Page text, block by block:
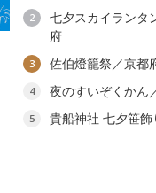
2
七夕スカイランタ
府
3 佐伯燈籠祭／京都
4 夜のすいぞくかん
5
貴船神社 七夕笹